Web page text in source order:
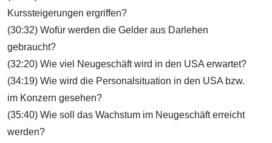
Kurssteigerungen ergriffen?
(30:32) Wofür werden die Gelder aus Darlehen
gebraucht?
(32:20) Wie viel Neugeschäft wird in den USA erwartet?
(34:19) Wie wird die Personalsituation in den USA bzw.
im Konzern gesehen?
(35:40) Wie soll das Wachstum im Neugeschäft erreicht
werden?